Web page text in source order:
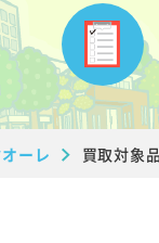
ーレ 買取対象